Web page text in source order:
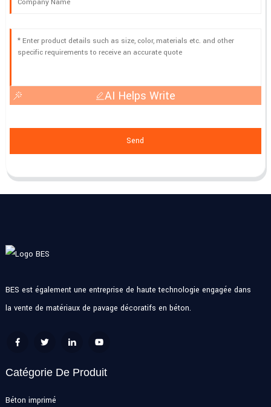
AI Helps Write
Send
BES est également une entreprise de haute technologie engagée dans
la vente de matériaux de pavage décoratifs en béton.
Catégorie De Produit
Béton imprimé